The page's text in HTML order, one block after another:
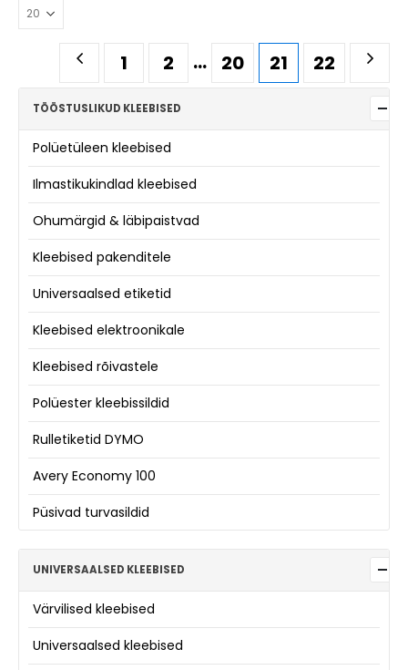
1 2 … 20 21 22
TÖÖSTUSLIKUD KLEEBISED
Polüetüleen kleebised
Ilmastikukindlad kleebised
Ohumärgid & läbipaistvad
Kleebised pakenditele
Universaalsed etiketid
Kleebised elektroonikale
Kleebised rõivastele
Polüester kleebissildid
Rulletiketid DYMO
Avery Economy 100
Püsivad turvasildid
UNIVERSAALSED KLEEBISED
Värvilised kleebised
Universaalsed kleebised